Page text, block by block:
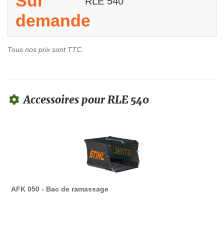
demande
Tous nos prix sont TTC.
Accessoires pour RLE 540
AFK 050 - Bac de ramassage